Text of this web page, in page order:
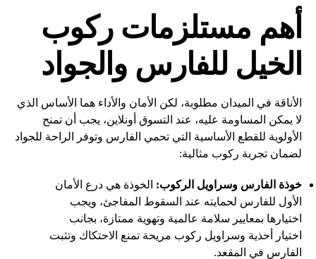
أهم مستلزمات ركوب
الخيل للفارس والجواد
الأناقة في الميدان مطلوبة، لكن الأمان والأداء هما الأساس الذي
لا يمكن المساومة عليه، عند التسوق أونلاين، يجب أن تمنح
الأولوية للقطع الأساسية التي تحمي الفارس وتوفر الراحة للجواد
لضمان تجربة ركوب مثالية:
خوذة الفارس وسراويل الركوب: الخوذة هي درع الأمان
الأول للفارس لحمايته عند السقوط المفاجئ، ويجب
اختيارها بمعايير سلامة عالمية وتهوية ممتازة، بجانب
اختيار أحذية وسراويل ركوب مريحة تمنع الاحتكاك وتثبت
الفارس في المقعد.